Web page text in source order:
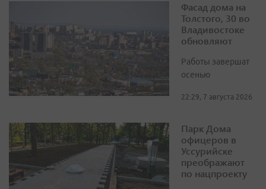
Фасад дома на
Толстого, 30 во
Владивостоке
обновляют
Работы завершат
осенью
22:29, 7 августа 2026
Парк Дома
офицеров в
Уссурийске
преображают
по нацпроекту